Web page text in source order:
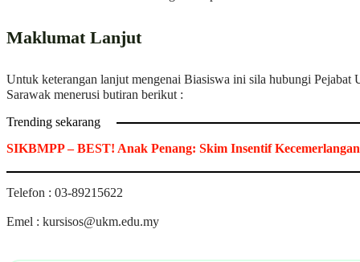
Maklumat Lanjut
Untuk keterangan lanjut mengenai Biasiswa ini sila hubungi Pejabat
Sarawak menerusi butiran berikut :
Trending sekarang
SIKBMPP – BEST! Anak Penang: Skim Insentif
Telefon : 03-89215622
Emel : kursisos@ukm.edu.my